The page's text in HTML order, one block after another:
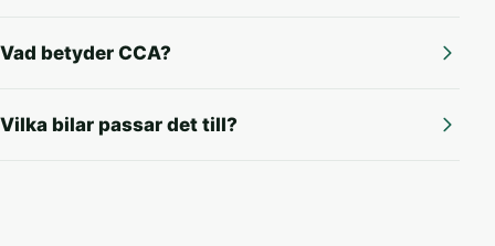
Vad betyder CCA?
Vilka bilar passar det till?